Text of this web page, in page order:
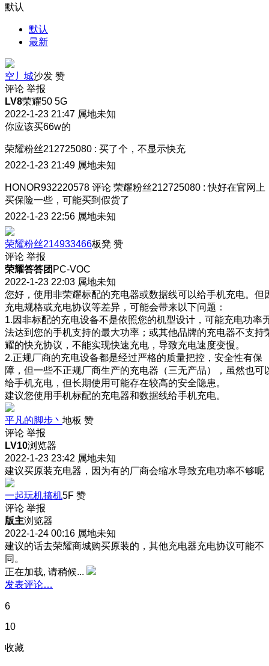
默认
默认
最新
空丿城沙发 赞
评论 举报
LV8荣耀50 5G
2022-1-23 21:47 属地未知
你应该买66w的
荣耀粉丝212725080 : 买了个，不显示快充
2022-1-23 21:49 属地未知
HONOR932220578 评论 荣耀粉丝212725080 : 快好在官网上
买保险一些，可能买到假货了
2022-1-23 22:56 属地未知
荣耀粉丝214933466板凳 赞
评论 举报
荣耀答答团 PC-VOC
2022-1-23 22:03 属地未知
您好，使用非荣耀标配的充电器或数据线可以给手机充电。但
充电规格或充电协议等差异，可能会带来以下问题：
1.因非标配的充电设备不是依照您的机型设计，可能充电功率
法达到您的手机支持的最大功率；或其他品牌的充电器不支持
耀的快充协议，不能实现快速充电，导致充电速度变慢。
2.正规厂商的充电设备都是经过严格的质量把控，安全性有保
障，但一些不正规厂商生产的充电器（三无产品），虽然也可
给手机充电，但长期使用可能存在较高的安全隐患。
建议您使用手机标配的充电器和数据线给手机充电。
平凡的脚步丶 地板 赞
评论 举报
LV10浏览器
2022-1-23 23:42 属地未知
建议买原装充电器，因为有的厂商会缩水导致充电功率不够呢
一起玩机搞机5F 赞
评论 举报
版主浏览器
2022-1-24 00:16 属地未知
建议的话去荣耀商城购买原装的，其他充电器充电协议可能不
同。
正在加载, 请稍候...
发表评论…
6
10
收藏